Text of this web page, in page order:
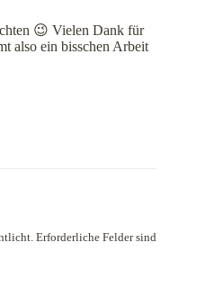
😉 Vielen Dank für
also ein bisschen Arbeit
Erforderliche Felder sind